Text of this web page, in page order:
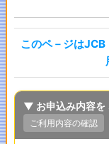
このペ－ジは
▼ お申込み内容を
ご利用内容の確認